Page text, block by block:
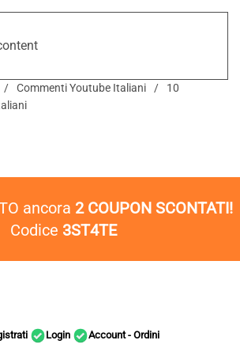
Commenti Youtube Italiani
10
ancora 2 COUPON SCONTATI!
Codice 3ST4TE
Login Account - Ordini